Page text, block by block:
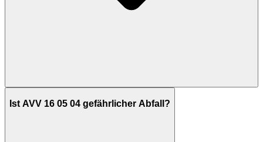
Ist AVV 16 05 04 gefährlicher Abfall?